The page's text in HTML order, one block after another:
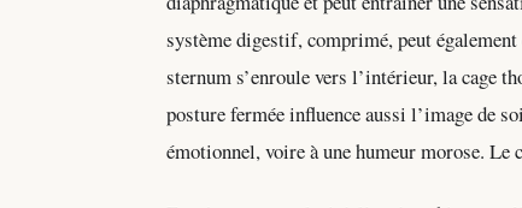
système digestif, comprimé, peut
sternum s’enroule vers l’intérieur, la cage
posture fermée influence aussi l’image de
émotionnel, voire à une humeur morose. Le